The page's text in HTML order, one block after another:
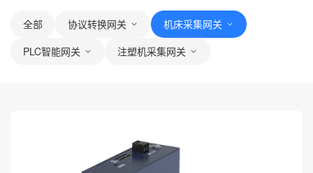
全部 协议转换网关
机床采集网关
PLC智能网关
注塑机采集网关
2.望天观网关支持哪些组网方